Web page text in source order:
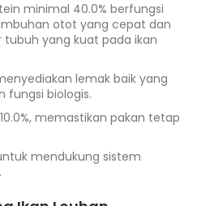
minimal 40.0% berfungsi
otot yang cepat dan
yang kuat pada ikan
lemak baik yang
fungsi biologis.
memastikan pakan tetap
mendukung sistem